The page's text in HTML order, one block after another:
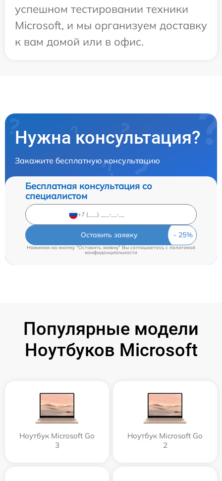
успешном тестировании техники
Microsoft, и мы организуем доставку
к вам домой или в офис.
Нужна консультация?
Закажите бесплатную консультацию
Бесплатная консультация со
специалистом
Оставить заявку
Нажимая на кнопку "Оставить заявку" Вы соглашаетесь cполитикой
конфиденциальности
Популярные модели
Ноутбуков Microsoft
Ноутбук Microsoft Go
3
Ноутбук Microsoft Go
2